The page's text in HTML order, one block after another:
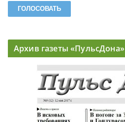
Архив газеты «ПульсДона»